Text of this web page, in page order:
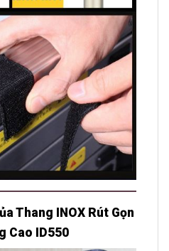
Thang INOX Rút Gọn
Cao ID550